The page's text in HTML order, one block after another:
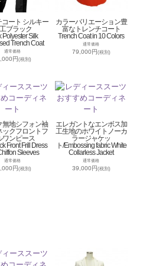
コート シルキー
ブラック
Polyester Silk
Trench Coat
通常価格
円(税別)
カラーバリエーション豊
富なトレンチコート
Trench Coat in 10 Colors
通常価格
79,000円(税別)
無地シフォン袖
ックフロントフ
ワンピース
Front Frill Dress
Sleeves
通常価格
円(税別)
エレガントなエンボス加
工生地のホワイトノーカ
ラージャケッ
ト/Embossing fabric White
Collarless Jacket
通常価格
39,000円(税別)